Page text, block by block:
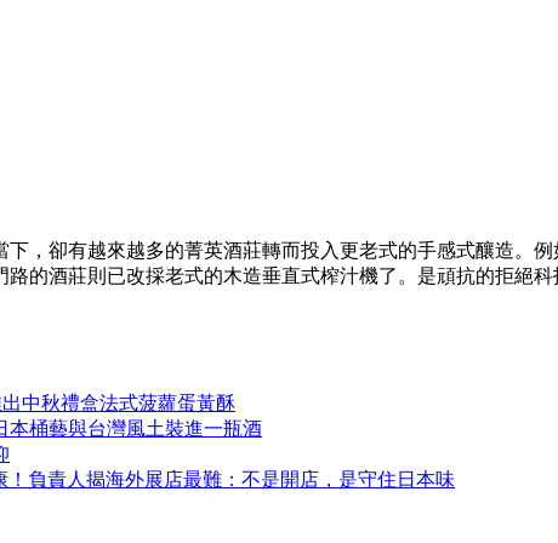
，卻有越來越多的菁英酒莊轉而投入更老式的手感式釀造。
的酒莊則已改採老式的木造垂直式榨汁機了。是頑抗的拒絕
中秋禮盒法式菠蘿蛋黃酥
本桶藝與台灣風土裝進一瓶酒
！負責人揭海外展店最難：不是開店，是守住日本味